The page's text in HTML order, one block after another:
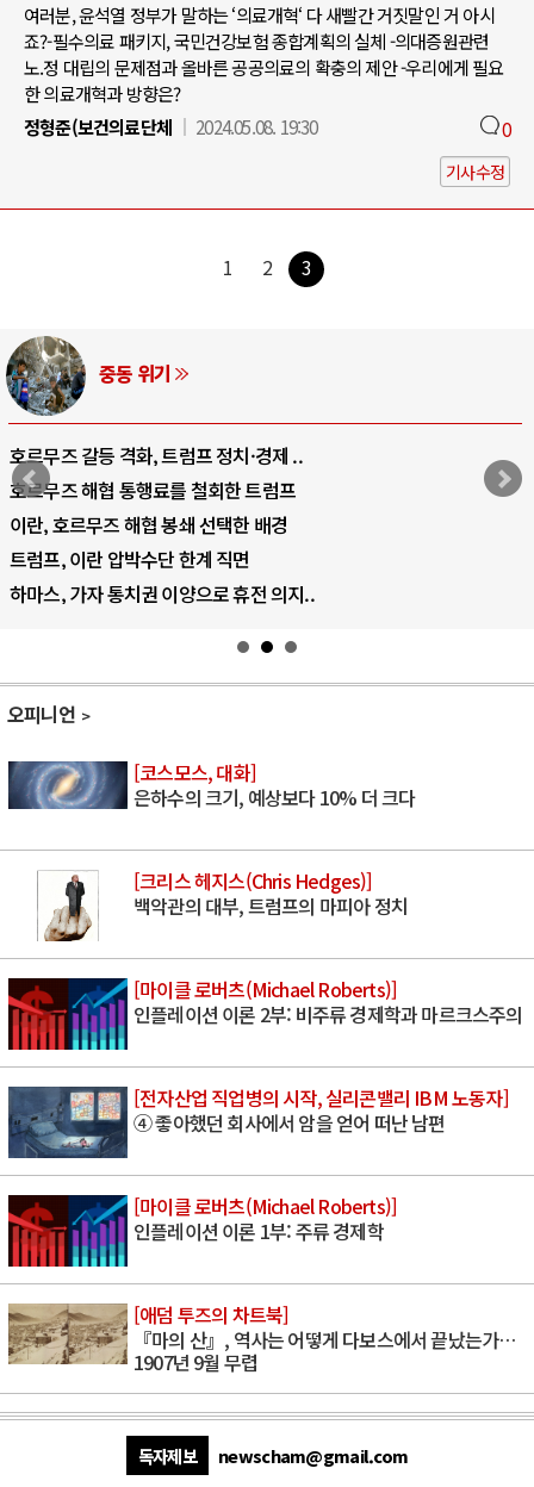
여러분, 윤석열 정부가 말하는 ‘의료개혁‘ 다 새빨간 거짓말인 거 아시
죠?-필수의료 패키지, 국민건강보험 종합계획의 실체 -의대증원관련
노.정 대립의 문제점과 올바른 공공의료의 확충의 제안 -우리에게 필요
한 의료개혁과 방향은?
정형준(보건의료단체
2024.05.08. 19:30 0
기사수정
1 2 3
중동 위기
호르무즈 갈등 격화, 트럼프 정치·경제 ..
호르무즈 해협 통행료를 철회한 트럼프
이란, 호르무즈 해협 봉쇄 선택한 배경
트럼프, 이란 압박수단 한계 직면
하마스, 가자 통치권 이양으로 휴전 의지..
오피니언
[코스모스, 대화]
은하수의 크기, 예상보다 10% 더 크다
[크리스 헤지스(Chris Hedges)]
백악관의 대부, 트럼프의 마피아 정치
[마이클 로버츠(Michael Roberts)]
인플레이션 이론 2부: 비주류 경제학과 마르크스주의
[전자산업 직업병의 시작, 실리콘밸리 IBM 노동자]
④ 좋아했던 회사에서 암을 얻어 떠난 남편
[마이클 로버츠(Michael Roberts)]
인플레이션 이론 1부: 주류 경제학
[애덤 투즈의 차트북]
『마의 산』, 역사는 어떻게 다보스에서 끝났는가…
1907년 9월 무렵
독자제보
newscham@gmail.com